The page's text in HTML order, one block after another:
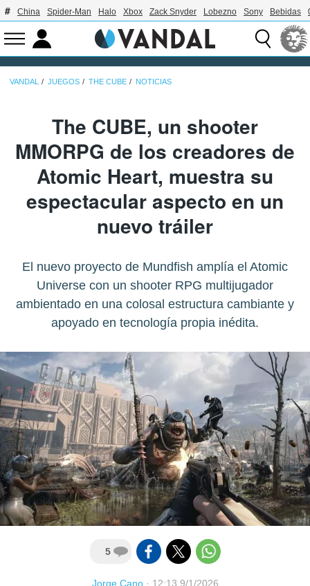
China Spider-Man Halo Xbox Zack Snyder Lobezno Sony Bebidas
VANDAL JUEGOS THE CUBE NOTICIAS
The CUBE, un shooter
MMORPG de los creadores de
Atomic Heart, muestra su
espectacular aspecto en un
nuevo tráiler
El nuevo proyecto de Mundfish amplía el Atomic
Universe con un shooter RPG multijugador
ambientado en una colosal estructura cambiante y
apoyado en tecnología propia inédita.
5
Jorge Cano· 12:13 9/1/2026